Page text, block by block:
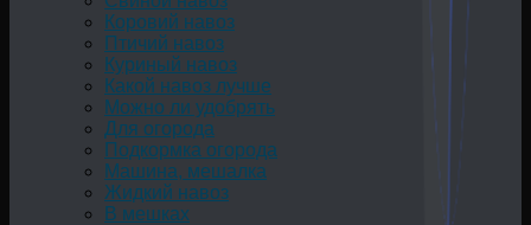
Коровий навоз
Птичий навоз
Куриный навоз
Какой навоз лучше
Можно ли удобрять
Для огорода
Подкормка огорода
Машина, мешалка
Жидкий навоз
В мешках